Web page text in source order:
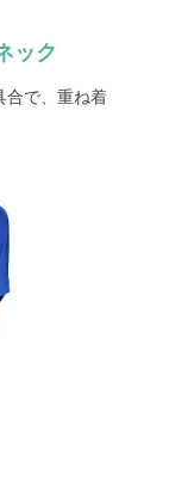
ック
合で、重ね着